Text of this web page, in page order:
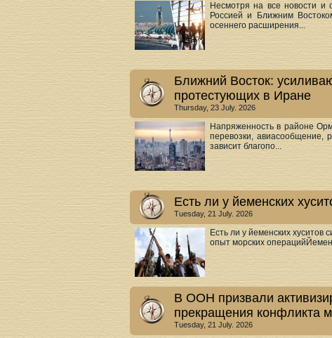
Несмотря на все новости и
Россией и Ближним
осеннего расширения...
Ближний Восток:
протестующих в Иране
Thursday, 23 July. 2026
Напряженность в районе
перевозки, авиасообщение,
зависит благопо...
Есть ли у йеменских
Tuesday, 21 July. 2026
Есть ли у йеменских
опыт морских
В ООН призвали
прекращения
Tuesday, 21 July. 2026